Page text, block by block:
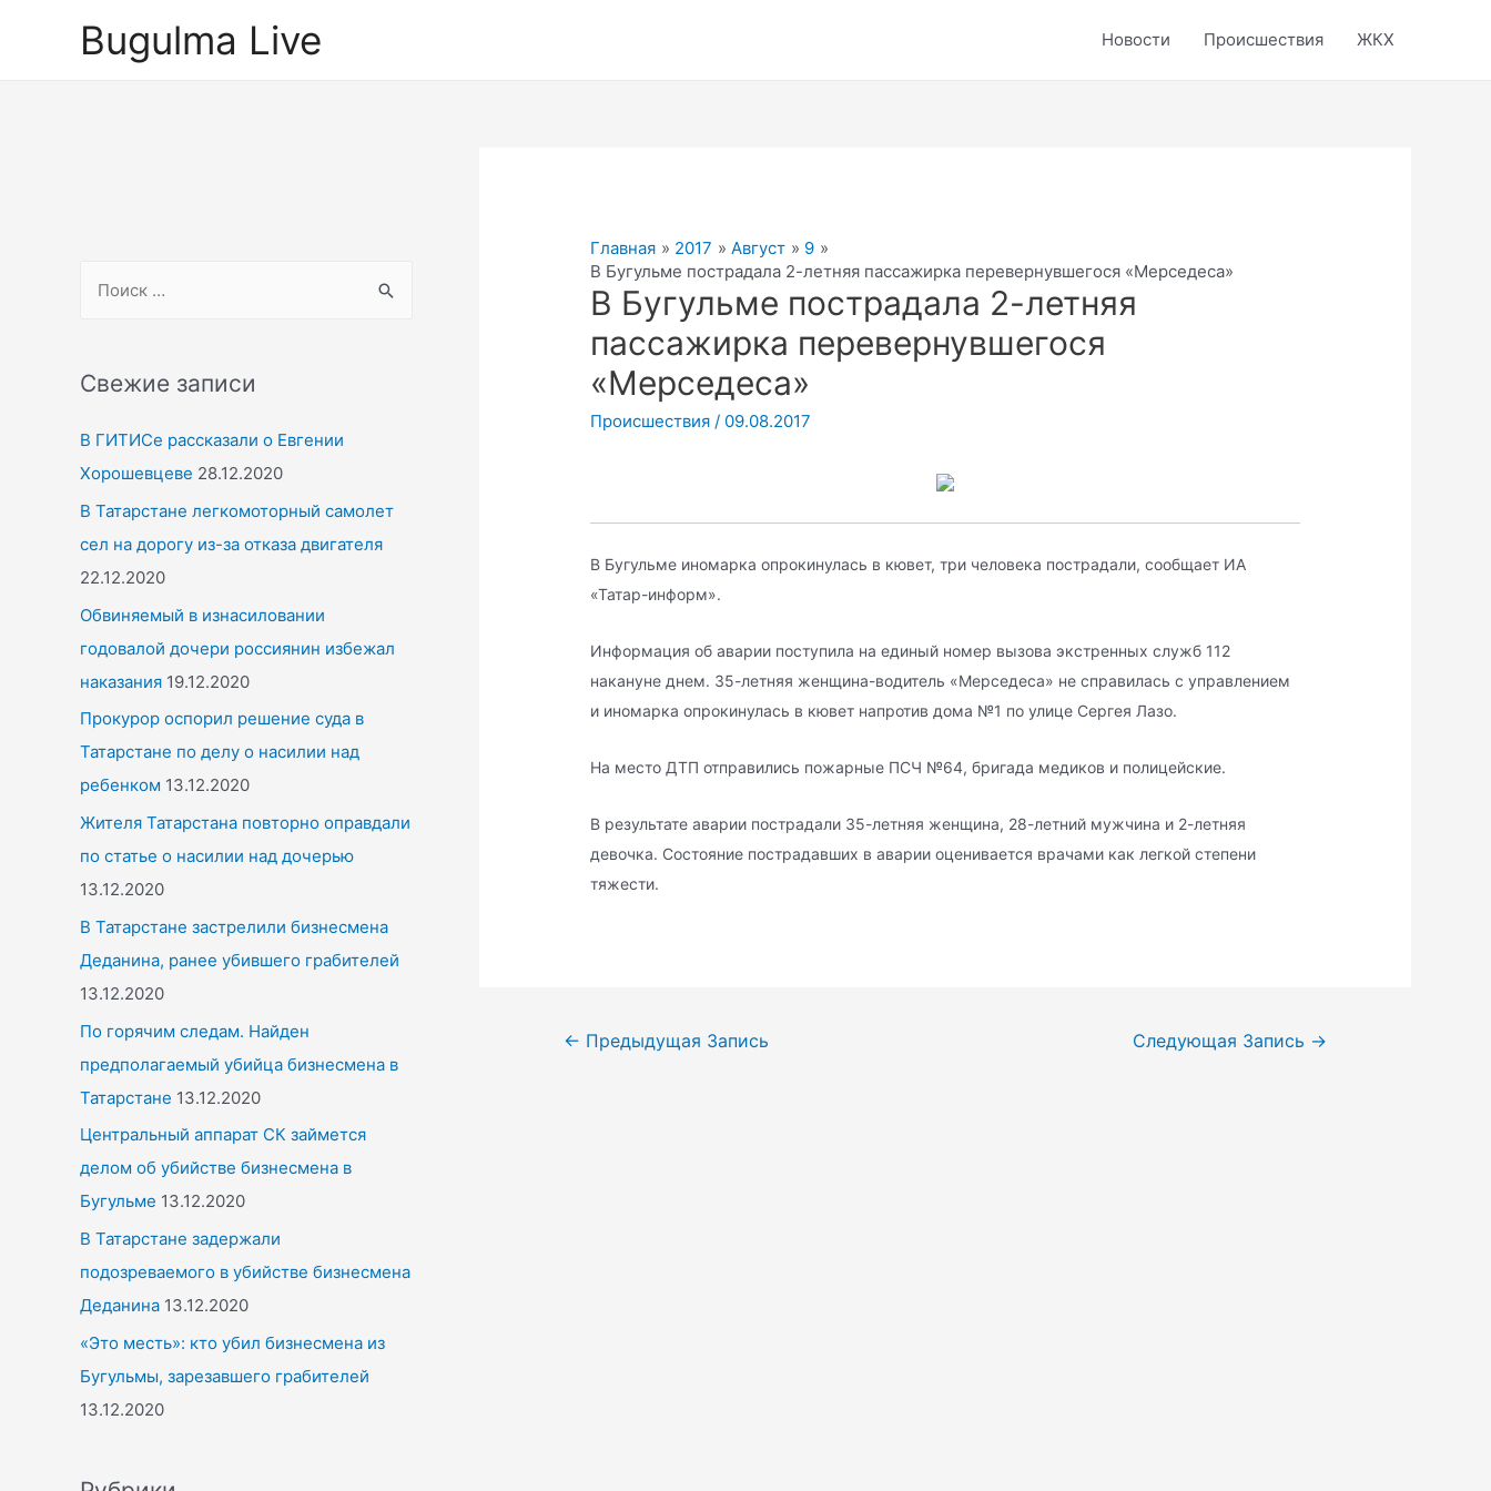
Bugulma Live Новости Происшествия ЖКХ
r
h
f
o
r
:
Свежие записи
В ГИТИСе рассказали о Евгении
Хорошевцеве 28.12.2020
В Татарстане легкомоторный самолет
сел на дорогу из-за отказа двигателя
22.12.2020
Обвиняемый в изнасиловании
годовалой дочери россиянин избежал
наказания 19.12.2020
Прокурор оспорил решение суда в
Татарстане по делу о насилии над
ребенком 13.12.2020
Жителя Татарстана повторно оправдали
по статье о насилии над дочерью
13.12.2020
В Татарстане застрелили бизнесмена
Деданина, ранее убившего грабителей
13.12.2020
По горячим следам. Найден
предполагаемый убийца бизнесмена в
Татарстане 13.12.2020
Центральный аппарат СК займется
делом об убийстве бизнесмена в
Бугульме 13.12.2020
В Татарстане задержали
подозреваемого в убийстве бизнесмена
Деданина 13.12.2020
«Это месть»: кто убил бизнесмена из
Бугульмы, зарезавшего грабителей
13.12.2020
Главная 2017 Август
9
В Бугульме пострадала 2-летняя пассажирка перевернувшегося «Мерседеса»
В Бугульме пострадала 2-летняя
пассажирка перевернувшегося
«Мерседеса»
Происшествия / 09.08.2017
В Бугульме иномарка опрокинулась в кювет, три человека пострадали, сообщает ИА
«Татар-информ».
Информация об аварии поступила на единый номер вызова экстренных служб 112
накануне днем. 35-летняя женщина-водитель «Мерседеса» не справилась с управлением
и иномарка опрокинулась в кювет напротив дома №1 по улице Сергея Лазо.
На место ДТП отправились пожарные ПСЧ №64, бригада медиков и полицейские.
В результате аварии пострадали 35-летняя женщина, 28-летний мужчина и 2-летняя
девочка. Состояние пострадавших в аварии оценивается врачами как легкой степени
тяжести.
Навигация
← Предыдущая Запись Следующая Запись →